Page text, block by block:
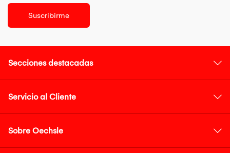
Suscribirme
Secciones destacadas
Servicio al Cliente
Sobre Oechsle